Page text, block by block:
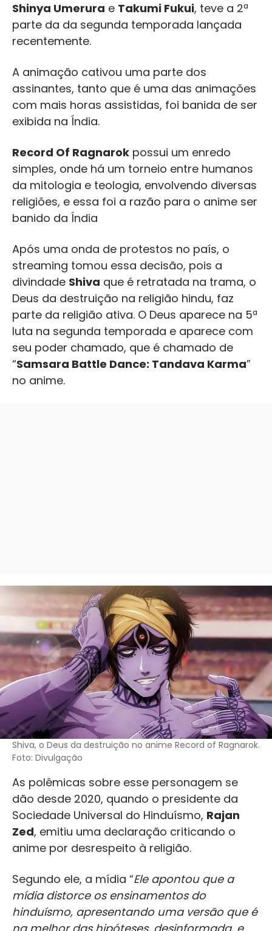
Shinya Umerura e Takumi Fukui, teve a 2ª
parte da da segunda temporada lançada
recentemente.
A animação cativou uma parte dos
assinantes, tanto que é uma das animações
com mais horas assistidas, foi banida de ser
exibida na Índia.
Record Of Ragnarok possui um enredo
simples, onde há um torneio entre humanos
da mitologia e teologia, envolvendo diversas
religiões, e essa foi a razão para o anime ser
banido da Índia
Após uma onda de protestos no país, o
streaming tomou essa decisão, pois a
divindade Shiva que é retratada na trama, o
Deus da destruição na religião hindu, faz
parte da religião ativa. O Deus aparece na 5ª
luta na segunda temporada e aparece com
seu poder chamado, que é chamado de
“Samsara Battle Dance: Tandava Karma”
no anime.
Shiva, o Deus da destruição no anime Record of Ragnarok.
Foto: Divulgação
As polêmicas sobre esse personagem se
dão desde 2020, quando o presidente da
Sociedade Universal do Hinduísmo, Rajan
Zed, emitiu uma declaração criticando o
anime por desrespeito à religião.
Segundo ele, a mídia “Ele apontou que a
mídia distorce os ensinamentos do
hinduísmo, apresentando uma versão que é